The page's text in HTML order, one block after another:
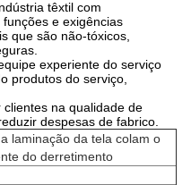
têxtil com
e exigências
que são não-tóxicos,
experiente do serviço
produtos do serviço,
na qualidade de
despesas de fabrico.
laminação da tela colam o
do derretimento